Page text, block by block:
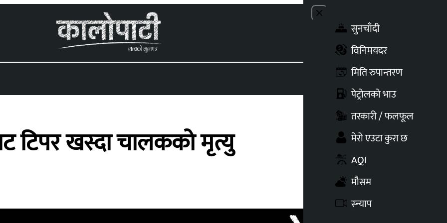
Close menu
सुनचाँदी
विनिमयदर
मिति रुपान्तरण
पेट्रोलको भाउ
तरकारी / फलफूल
मेरो एउटा कुरा छ
AQI
मौसम
स्न्याप
टिपर खस्दा चालकको मृत्यु